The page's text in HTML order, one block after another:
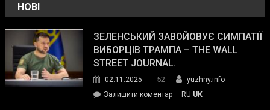
НОВІ
ЗЕЛЕНСЬКИЙ ЗАВОЙОВУЄ СИМПАТІЇ
ВИБОРЦІВ ТРАМПА – THE WALL
STREET JOURNAL.
02.11.2025 52
yuzhny.info
Залишити коментарon
RU UK